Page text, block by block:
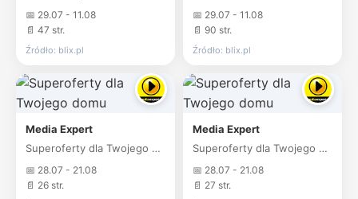
📅 29.07 - 11.08
📄 47 str.
Źródło: blix.pl
📅 29.07 - 11.08
📄 90 str.
Źródło: blix.pl
Media Expert
Superoferty dla Twojego domu
📅 28.07 - 21.08
📄 26 str.
Media Expert
Superoferty dla Twojego domu
📅 28.07 - 21.08
📄 27 str.